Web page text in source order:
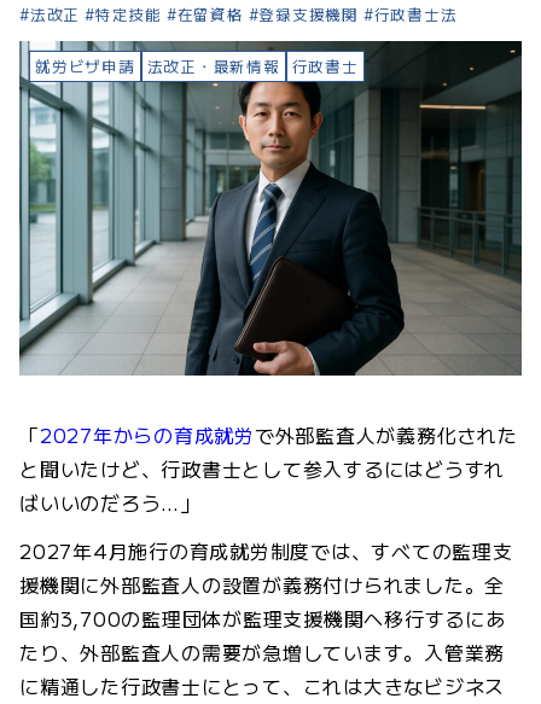
配偶者ビザ申請
経営管理ビザ申請
永住ビザ申請
帰化申請
事務所について
0120-777-322
受付時間 9:00～20:00
法改正
特定技能 在留資格 登録支援機関 行政書士法
就労ビザ申請 法改正・最新情報 行政書士
「2027年からの育成就労で外部監査人が義務化された
と聞いたけど、行政書士として参入するにはどうすれ
ばいいのだろう…」
2027年4月施行の育成就労制度では、すべての監理支
援機関に外部監査人の設置が義務付けられました。全
国約3,700の監理団体が監理支援機関へ移行するにあ
たり、外部監査人の需要が急増しています。入管業務
に精通した行政書士にとって、これは大きなビジネス